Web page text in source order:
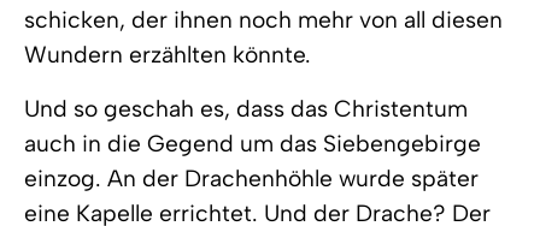
schicken, der ihnen noch mehr von all diesen
Wundern erzählten könnte.
Und so geschah es, dass das Christentum
auch in die Gegend um das Siebengebirge
einzog. An der Drachenhöhle wurde später
eine Kapelle errichtet. Und der Drache? Der